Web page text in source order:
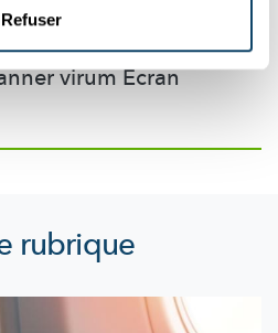
Refuser
virum Ecran
rubrique